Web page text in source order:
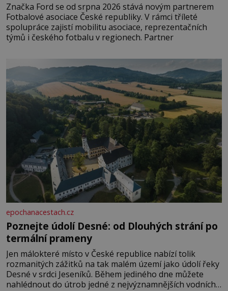
Značka Ford se od srpna 2026 stává novým partnerem
Fotbalové asociace České republiky. V rámci tříleté
spolupráce zajistí mobilitu asociace, reprezentačních
týmů i českého fotbalu v regionech. Partner
epochanacestach.cz
Poznejte údolí Desné: od Dlouhých strání po
termální prameny
Jen málokteré místo v České republice nabízí tolik
rozmanitých zážitků na tak malém území jako údolí řeky
Desné v srdci Jeseníků. Během jediného dne můžete
nahlédnout do útrob jedné z nejvýznamnějších vodních